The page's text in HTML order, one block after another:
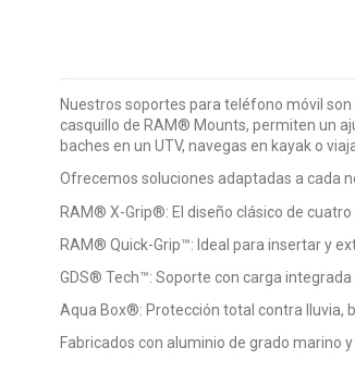
Nuestros soportes para teléfono móvil
casquillo de RAM® Mounts, permiten un
baches en un UTV, navegas en kayak o
Ofrecemos soluciones adaptadas a cada
RAM® X-Grip®: El diseño clásico de
RAM® Quick-Grip™: Ideal para insertar y
GDS® Tech™: Soporte con carga
Aqua Box®: Protección total contra lluvia,
Fabricados con aluminio de grado marino